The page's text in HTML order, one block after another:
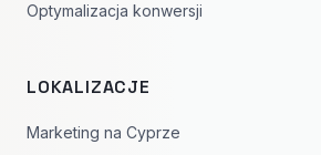
Optymalizacja konwersji
LOKALIZACJE
Marketing na Cyprze